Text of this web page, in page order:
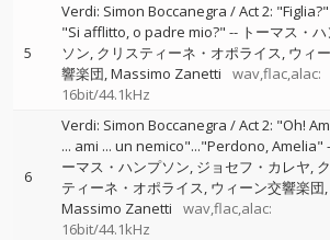
5
Verdi: Simon Boccanegra / Act 2: "Figlia?"
"Si afflitto, o padre mio?" -- トーマス・
ソン クリスティーネ・オポライス ウィ
響楽団 Massimo Zanetti
wav,flac,alac:
16bit/44.1kHz
6
Verdi: Simon Boccanegra / Act 2: "Oh!
... ami ... un nemico"..."Perdono, Amelia"
ーマス・ハンプソン ジョセフ・カレヤ
ティーネ・オポライス ウィーン交響楽団
Massimo Zanetti
wav,flac,alac:
16bit/44.1kHz